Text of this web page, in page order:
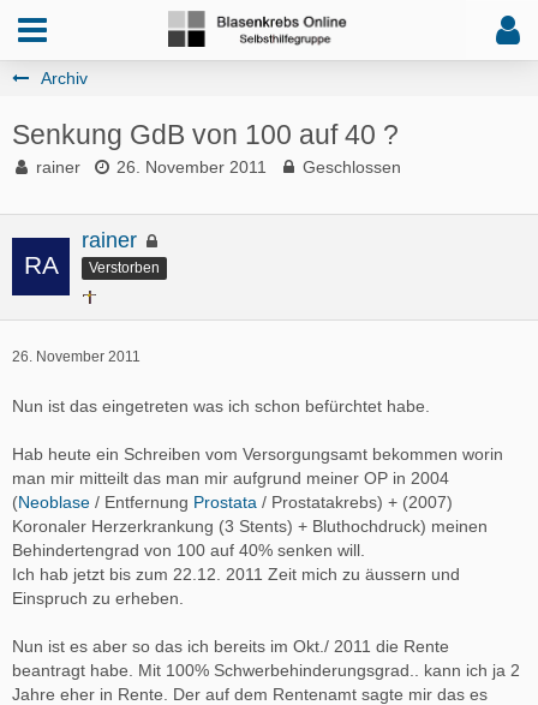
Archiv
Senkung GdB von 100 auf 40 ?
rainer 26. November 2011 Geschlossen
rainer
Verstorben
26. November 2011
Nun ist das eingetreten was ich schon befürchtet habe.
Hab heute ein Schreiben vom Versorgungsamt bekommen worin
man mir mitteilt das man mir aufgrund meiner OP in 2004
(Neoblase / Entfernung Prostata / Prostatakrebs) + (2007)
Koronaler Herzerkrankung (3 Stents) + Bluthochdruck) meinen
Behindertengrad von 100 auf 40% senken will.
Ich hab jetzt bis zum 22.12. 2011 Zeit mich zu äussern und
Einspruch zu erheben.
Nun ist es aber so das ich bereits im Okt./ 2011 die Rente
beantragt habe. Mit 100% Schwerbehinderungsgrad.. kann ich ja 2
Jahre eher in Rente. Der auf dem Rentenamt sagte mir das es